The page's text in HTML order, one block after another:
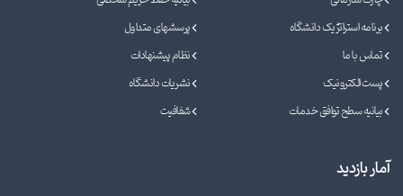
برنامه استراتژیک دانشگاه
پرسشهای متداول
تماس با ما
نظام پیشنهادات
پست الکترونیک
نشریات دانشگاه
بیانیه سطح توافق خدمات
شفافیت
آمار بازدید